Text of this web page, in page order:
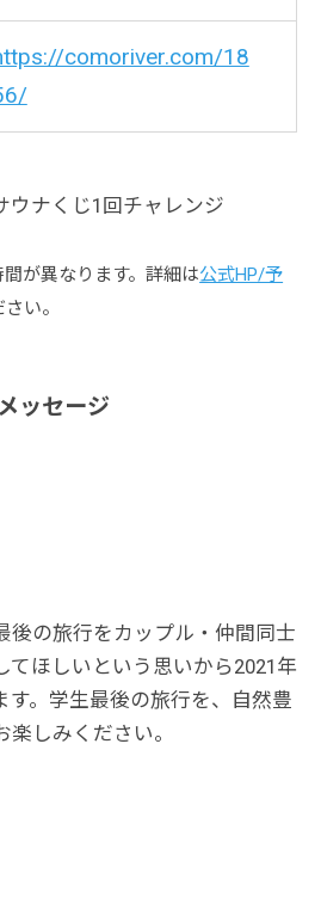
comoriver.com/18
ウナくじ1回チャレンジ
が異なります。詳細は公式HP/予
い。
ッセージ
後の旅行をカップル・仲間同士
てほしいという思いから2021年
す。学生最後の旅行を、自然豊
しみください。